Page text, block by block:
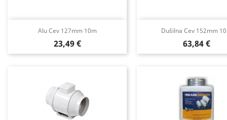
Alu Cev 127mm 10m
Cena
23,49 €
Dušilna Cev 152mm
Cena
63,84 €